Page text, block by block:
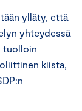
ylläty, että
yhteydessä
tuolloin
kiista,